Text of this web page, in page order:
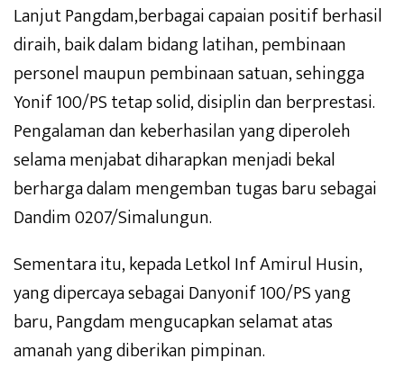
Lanjut Pangdam,berbagai capaian positif berhasil
diraih, baik dalam bidang latihan, pembinaan
personel maupun pembinaan satuan, sehingga
Yonif 100/PS tetap solid, disiplin dan berprestasi.
Pengalaman dan keberhasilan yang diperoleh
selama menjabat diharapkan menjadi bekal
berharga dalam mengemban tugas baru sebagai
Dandim 0207/Simalungun.
Sementara itu, kepada Letkol Inf Amirul Husin,
yang dipercaya sebagai Danyonif 100/PS yang
baru, Pangdam mengucapkan selamat atas
amanah yang diberikan pimpinan.